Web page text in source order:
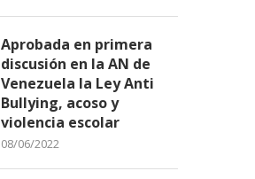
Aprobada en primera
discusión en la AN de
Venezuela la Ley Anti
Bullying, acoso y
violencia escolar
08/06/2022